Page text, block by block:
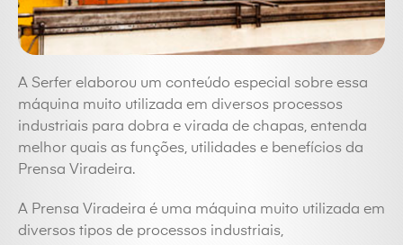
A Serfer elaborou um conteúdo especial sobre essa
máquina muito utilizada em diversos processos
industriais para dobra e virada de chapas, entenda
melhor quais as funções, utilidades e benefícios da
Prensa Viradeira.
A Prensa Viradeira é uma máquina muito utilizada em
diversos tipos de processos industriais,